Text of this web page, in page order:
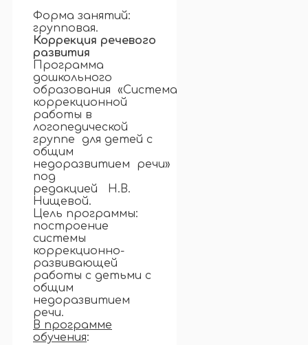
Форма занятий:
групповая.
Коррекция речевого
развития
Программа
дошкольного
образования «Система
коррекционной
работы в
логопедической
группе для детей с
общим
недоразвитием речи»
под
редакцией Н.В.
Нищевой.
Цель программы:
построение
системы
коррекционно-
развивающей
работы с детьми с
общим
недоразвитием
речи.
В программе
обучения: